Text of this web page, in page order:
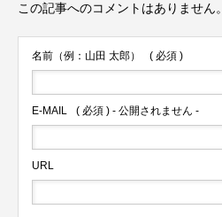
この記事へのコメントはありません。
名前（例：山田 太郎） ( 必須 )
E-MAIL ( 必須 ) - 公開されません -
URL